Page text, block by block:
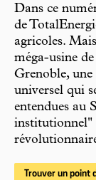
Dans ce
de
agricoles.
méga-usine
Grenoble,
universel qui
entendues au
institutionnel"
Trouver un point